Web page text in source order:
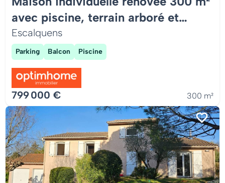
avec piscine, terrain arboré et
appartement indépendant
Escalquens
Parking Balcon Piscine
799 000 € 300 m²